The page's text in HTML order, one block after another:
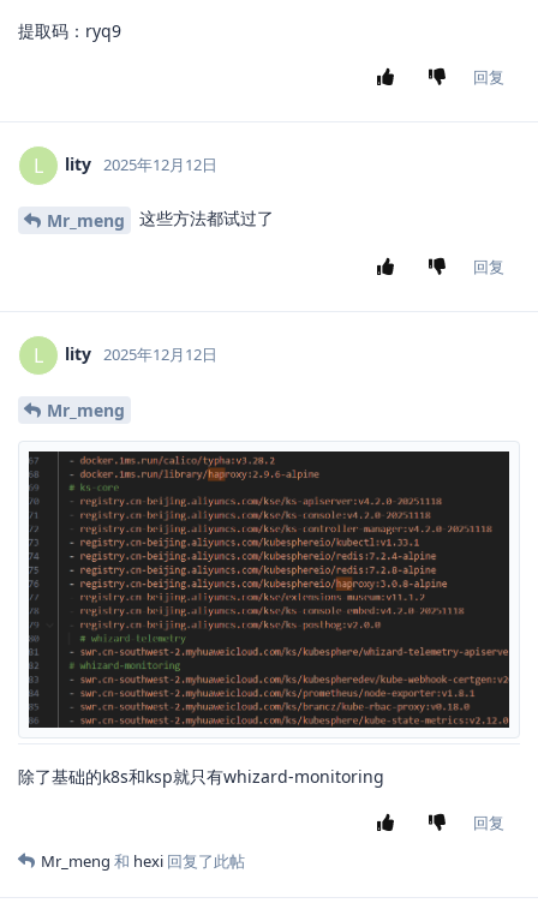
提取码：ryq9
回复
L lity 2025年12月12日
Mr_meng 这些方法都试过了
回复
L lity 2025年12月12日
Mr_meng
除了基础的k8s和ksp就只有whizard-monitoring
回复
Mr_meng 和 hexi 回复了此帖